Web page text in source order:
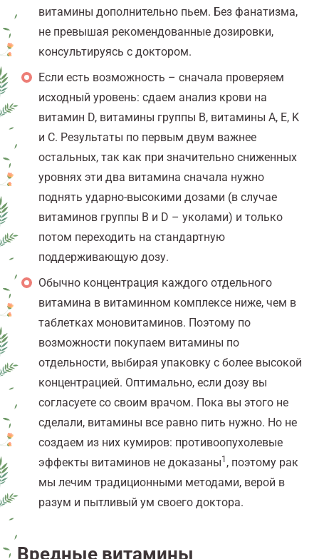
витамины дополнительно пьем. Без фанатизма,
не превышая рекомендованные дозировки,
консультируясь с доктором.
Если есть возможность – сначала проверяем
исходный уровень: сдаем анализ крови на
витамин D, витамины группы B, витамины A, E, K
и C. Результаты по первым двум важнее
остальных, так как при значительно сниженных
уровнях эти два витамина сначала нужно
поднять ударно-высокими дозами (в случае
витаминов группы B и D – уколами) и только
потом переходить на стандартную
поддерживающую дозу.
Обычно концентрация каждого отдельного
витамина в витаминном комплексе ниже, чем в
таблетках моновитаминов. Поэтому по
возможности покупаем витамины по
отдельности, выбирая упаковку с более высокой
концентрацией. Оптимально, если дозу вы
согласуете со своим врачом. Пока вы этого не
сделали, витамины все равно пить нужно. Но не
создаем из них кумиров: противоопухолевые
эффекты витаминов не доказаны1 , поэтому рак
мы лечим традиционными методами, верой в
разум и пытливый ум своего доктора.
Вредные витамины